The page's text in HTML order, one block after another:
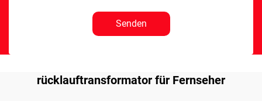
Senden
rücklauftransformator für Fernseher